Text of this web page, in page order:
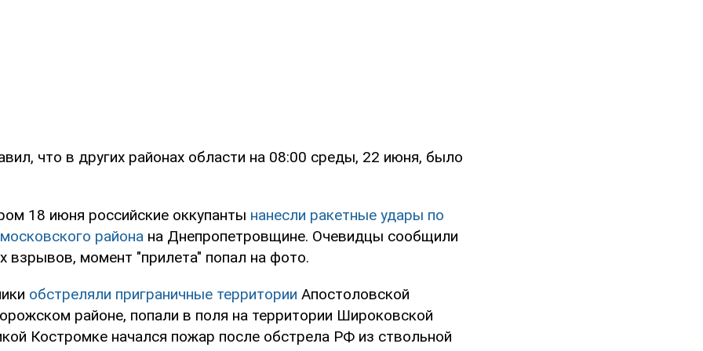
что в других районах области на 08:00 среды, 22 июня, было
18 июня российские оккупанты нанесли ракетные удары по
района на Днепропетровщине. Очевидцы сообщили
взрывов, момент "прилета" попал на фото.
обстреляли приграничные территории Апостоловской
районе, попали в поля на территории Широковской
Костромке начался пожар после обстрела РФ из ствольной